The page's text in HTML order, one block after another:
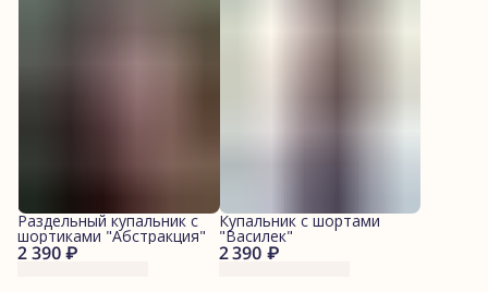
2 390 ₽
Раздельный купальник с
шортиками "Абстракция"
2 390 ₽
Купальник с шортами
"Василек"